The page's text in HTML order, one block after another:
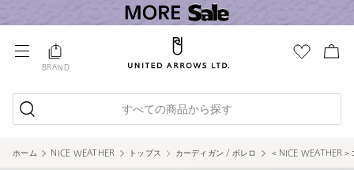
BRAND
すべての商品から探す
ホーム NICE WEATHER トップス カーディガン / ボレロ ＜NICE WEATHER＞